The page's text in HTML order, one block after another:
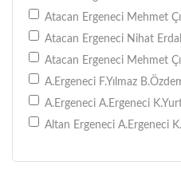
Atacan Ergeneci Mehmet
Atacan Ergeneci Nihat
Atacan Ergeneci Mehmet
A.Ergeneci F.Yılmaz
A.Ergeneci A.Ergeneci
Altan Ergeneci A.Ergeneci